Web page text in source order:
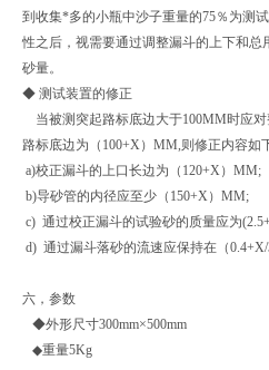
到收集*多的小瓶中沙子重量的75％为测
性之后，视需要通过调整漏斗的上下和
砂量。
◆ 测试装置的修正
当被测突起路标底边大于100MM时应
路标底边为（100+X）MM,则修正内容如
a)校正漏斗的上口长边为（120+X）MM;
b)导砂管的内径应至少（150+X）MM;
c) 通过校正漏斗的试验砂的质量应为
d) 通过漏斗落砂的流速应保持在（
六，参数
◆外形尺寸300mm×500mm
◆重量5Kg